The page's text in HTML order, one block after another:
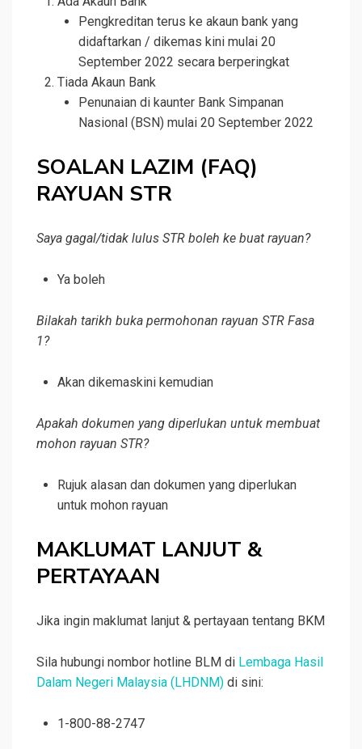
Pengkreditan terus ke akaun bank yang
didaftarkan / dikemas kini mulai 20
September 2022 secara berperingkat
Tiada Akaun Bank
Penunaian di kaunter Bank Simpanan
Nasional (BSN) mulai 20 September 2022
SOALAN LAZIM (FAQ)
RAYUAN STR
Saya gagal/tidak lulus STR boleh ke buat rayuan?
Ya boleh
Bilakah tarikh buka permohonan rayuan STR Fasa
1?
Akan dikemaskini kemudian
Apakah dokumen yang diperlukan untuk membuat
mohon rayuan STR?
Rujuk alasan dan dokumen yang diperlukan
untuk mohon rayuan
MAKLUMAT LANJUT &
PERTAYAAN
Jika ingin maklumat lanjut & pertayaan tentang BKM
Sila hubungi nombor hotline BLM di Lembaga Hasil
Dalam Negeri Malaysia (LHDNM) di sini:
1-800-88-2747